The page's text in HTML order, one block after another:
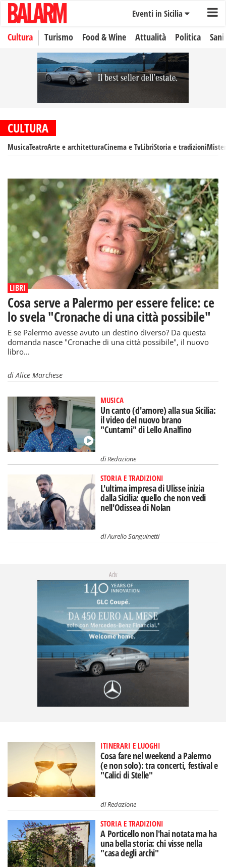
Eventi in Sicilia
Cultura Turismo Food & Wine Attualità Politica
CULTURA
MusicaTeatroArte e architetturaCinema e TvLibriStoria e tradizioni
LIBRI
Cosa serve a Palermo per essere felice: ce
lo svela "Cronache di una città possibile"
E se Palermo avesse avuto un destino diverso? Da questa
domanda nasce "Cronache di una città possibile", il nuovo
libro...
diAlice Marchese
MUSICA
Un canto (d'amore) alla sua Sicilia:
il video del nuovo brano
"Cuntami" di Lello Analfino
diRedazione
STORIA E TRADIZIONI
L'ultima impresa di Ulisse inizia
dalla Sicilia: quello che non vedi
nell'Odissea di Nolan
diAurelio Sanguinetti
Adv
ITINERARI E LUOGHI
Cosa fare nel weekend a Palermo
(e non solo): tra concerti, festival e
"Calici di Stelle"
diRedazione
STORIA E TRADIZIONI
A Porticello non l'hai notata ma ha
una bella storia: chi visse nella
"casa degli archi"